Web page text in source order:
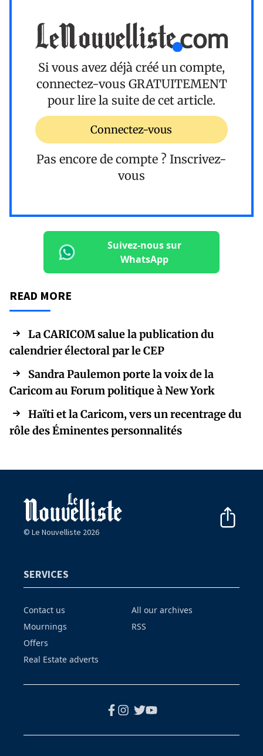
Si vous avez déjà créé un compte,
connectez-vous GRATUITEMENT
pour lire la suite de cet article.
Connectez-vous
Pas encore de compte ? Inscrivez-
vous
Suivez-nous sur
WhatsApp
READ MORE
La CARICOM salue la publication du
calendrier électoral par le CEP
Sandra Paulemon porte la voix de la
Caricom au Forum politique à New York
Haïti et la Caricom, vers un recentrage du
rôle des Éminentes personnalités
© Le Nouvelliste 2026
SERVICES
Contact us
Mournings
Offers
Real Estate adverts
All our archives
RSS